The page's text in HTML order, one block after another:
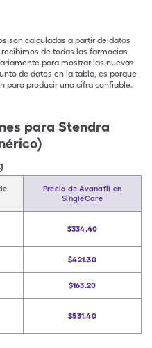
son calculadas a partir de datos
de todas las farmacias
para mostrar las nuevas
de datos en la tabla, es porque
para producir una cifra confiable.
para Stendra
Precio de Avanafil en
SingleCare
$334.40
$421.30
$163.20
$531.40